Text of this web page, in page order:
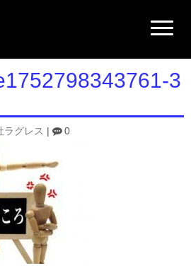
N
a
i
a
o
3
ラグレス 0